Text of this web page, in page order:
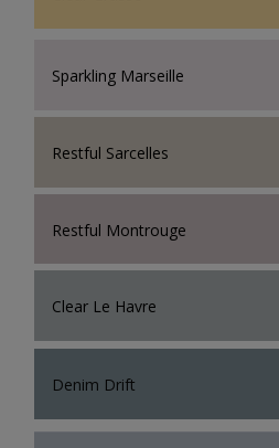
Sparkling Marseille
Restful Sarcelles
Restful Montrouge
Clear Le Havre
Denim Drift